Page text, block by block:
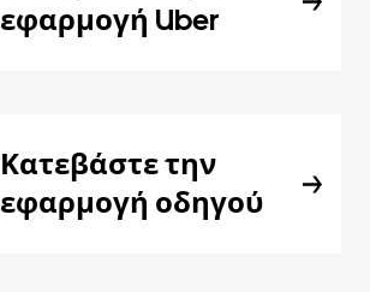
εφαρμογή Uber
Κατεβάστε την
εφαρμογή οδηγού